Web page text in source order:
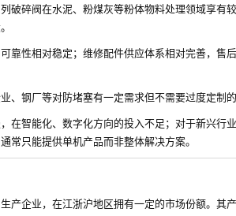
破碎阀在水泥、粉煤灰等粉体物料处理领域享
靠性相对稳定；维修配件供应体系相对完善，
、钢厂等对防堵塞有一定需求但不需要过度定制的
在智能化、数字化方向的投入不足；对于新兴行
常只能提供单机产品而非整体解决方案。
产企业，在江浙沪地区拥有一定的市场份额。其